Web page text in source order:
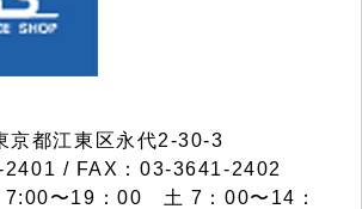
都江東区永代2-30-3
/ FAX：03-3641-2402
7:00〜19：00 土 7：00〜14：